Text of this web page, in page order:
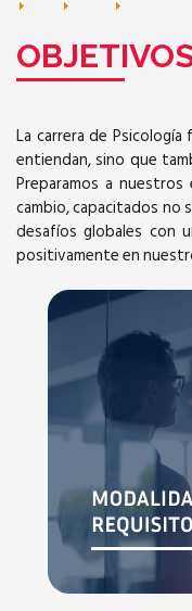
La carrera de
entiendan, sino que
Preparamos a
cambio, capacitados no
desafíos globales con
positivamente en